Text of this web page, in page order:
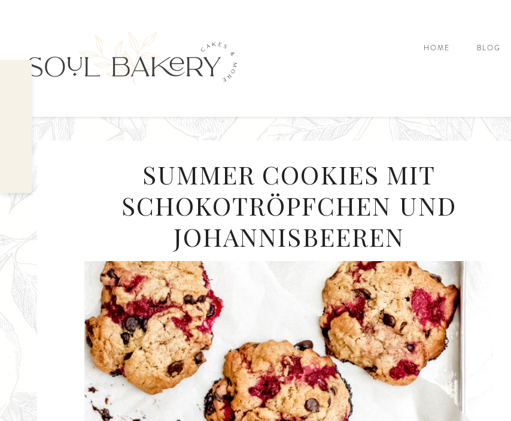
HOME BLOG
SUMMER COOKIES MIT
SCHOKOTRÖPFCHEN UND
JOHANNISBEEREN